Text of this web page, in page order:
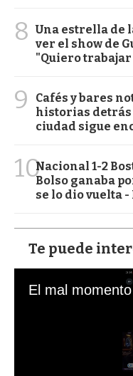
8 Una estrella de
ver el show de
"Quiero trabajar
9
Cafés y bares
historias detrás
ciudad sigue
10Nacional 1-2
Bolso ganaba
se lo dio vuelta -
Te puede